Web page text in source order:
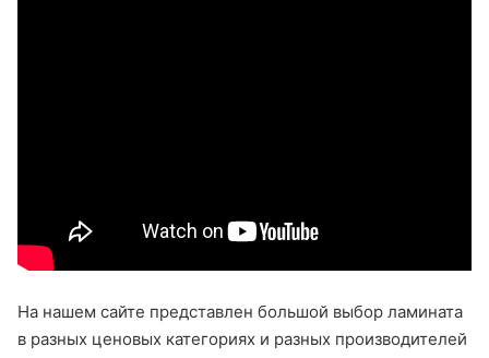
На нашем сайте представлен большой выбор ламината
в разных ценовых категориях и разных производителей